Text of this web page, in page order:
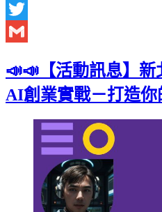
Facebook
Twitter
📣📣【活動訊息】新
AI創業實戰－打造